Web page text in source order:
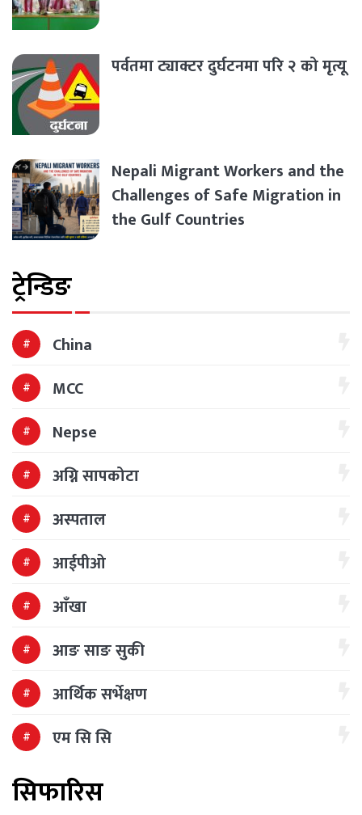
पर्वतमा ट्याक्टर दुर्घटनमा परि २ को मृत्यू
Nepali Migrant Workers and the
Challenges of Safe Migration in
the Gulf Countries
ट्रेन्डिङ
China
MCC
Nepse
अग्नि सापकोटा
अस्पताल
आईपीओ
आँखा
आङ साङ सुकी
आर्थिक सर्भेक्षण
एम सि सि
सिफारिस